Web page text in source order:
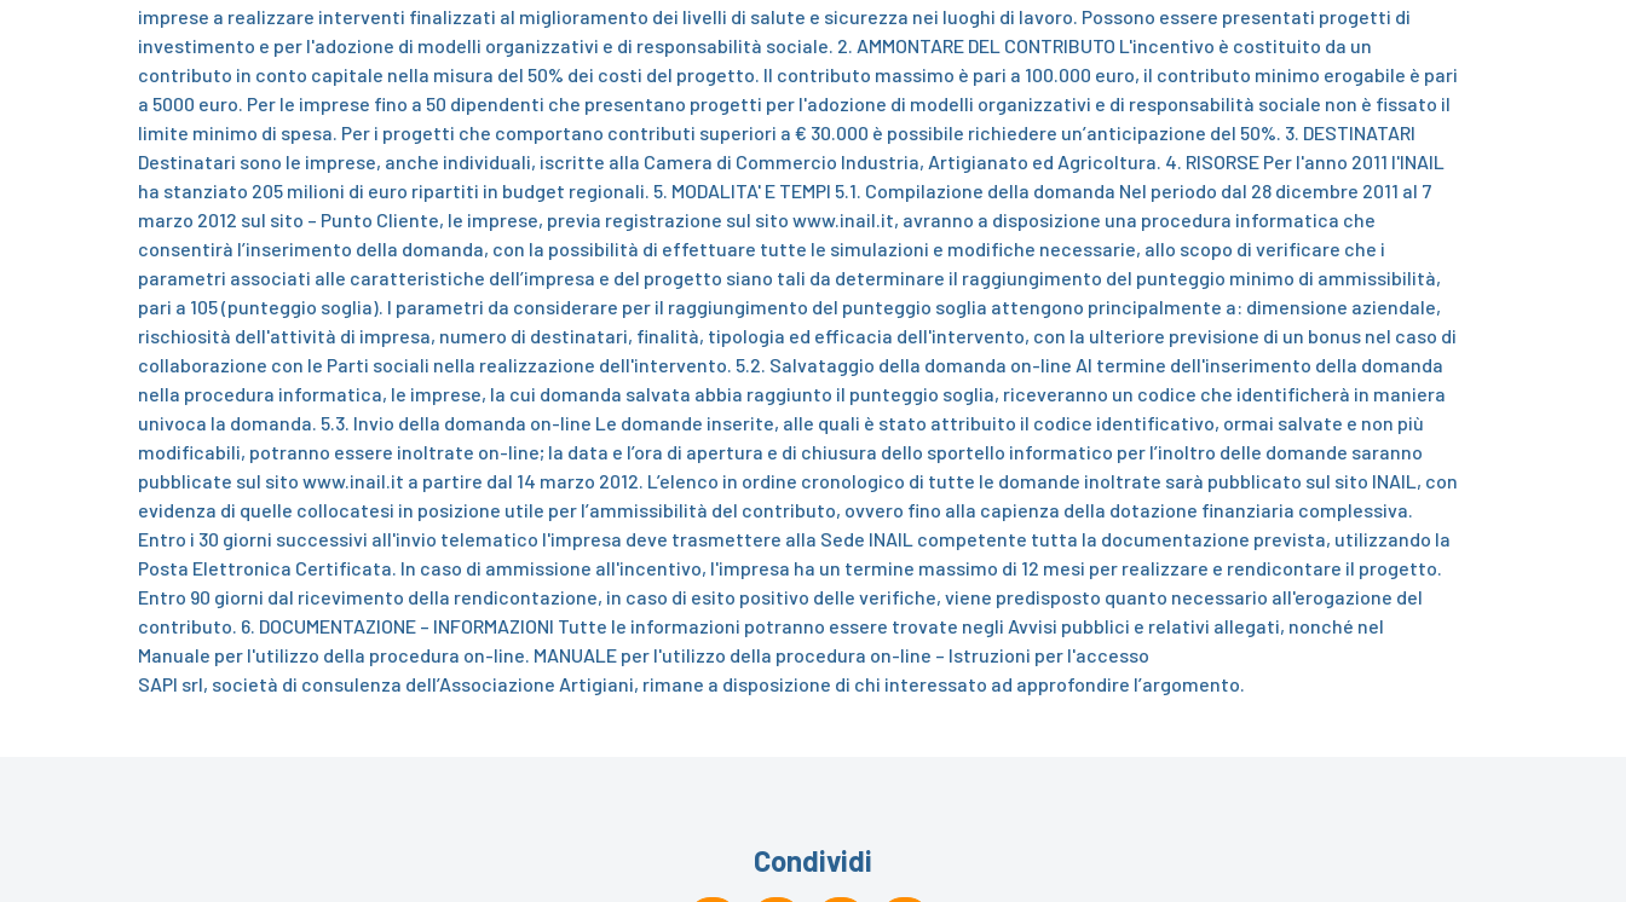
imprese a realizzare interventi finalizzati al miglioramento dei livelli di salute e sicurezza nei luoghi di lavoro. Possono essere presentati progetti di
investimento e per l'adozione di modelli organizzativi e di responsabilità sociale. 2. AMMONTARE DEL CONTRIBUTO L'incentivo è costituito da un
contributo in conto capitale nella misura del 50% dei costi del progetto. Il contributo massimo è pari a 100.000 euro, il contributo minimo erogabile è pari
a 5000 euro. Per le imprese fino a 50 dipendenti che presentano progetti per l'adozione di modelli organizzativi e di responsabilità sociale non è fissato il
limite minimo di spesa. Per i progetti che comportano contributi superiori a € 30.000 è possibile richiedere un’anticipazione del 50%. 3. DESTINATARI
Destinatari sono le imprese, anche individuali, iscritte alla Camera di Commercio Industria, Artigianato ed Agricoltura. 4. RISORSE Per l'anno 2011 l'INAIL
ha stanziato 205 milioni di euro ripartiti in budget regionali. 5. MODALITA' E TEMPI 5.1. Compilazione della domanda Nel periodo dal 28 dicembre 2011 al 7
marzo 2012 sul sito – Punto Cliente, le imprese, previa registrazione sul sito www.inail.it, avranno a disposizione una procedura informatica che
consentirà l’inserimento della domanda, con la possibilità di effettuare tutte le simulazioni e modifiche necessarie, allo scopo di verificare che i
parametri associati alle caratteristiche dell’impresa e del progetto siano tali da determinare il raggiungimento del punteggio minimo di ammissibilità,
pari a 105 (punteggio soglia). I parametri da considerare per il raggiungimento del punteggio soglia attengono principalmente a: dimensione aziendale,
rischiosità dell'attività di impresa, numero di destinatari, finalità, tipologia ed efficacia dell'intervento, con la ulteriore previsione di un bonus nel caso di
collaborazione con le Parti sociali nella realizzazione dell'intervento. 5.2. Salvataggio della domanda on-line Al termine dell'inserimento della domanda
nella procedura informatica, le imprese, la cui domanda salvata abbia raggiunto il punteggio soglia, riceveranno un codice che identificherà in maniera
univoca la domanda. 5.3. Invio della domanda on-line Le domande inserite, alle quali è stato attribuito il codice identificativo, ormai salvate e non più
modificabili, potranno essere inoltrate on-line; la data e l’ora di apertura e di chiusura dello sportello informatico per l’inoltro delle domande saranno
pubblicate sul sito www.inail.it a partire dal 14 marzo 2012. L’elenco in ordine cronologico di tutte le domande inoltrate sarà pubblicato sul sito INAIL, con
evidenza di quelle collocatesi in posizione utile per l’ammissibilità del contributo, ovvero fino alla capienza della dotazione finanziaria complessiva.
Entro i 30 giorni successivi all'invio telematico l'impresa deve trasmettere alla Sede INAIL competente tutta la documentazione prevista, utilizzando la
Posta Elettronica Certificata. In caso di ammissione all'incentivo, l'impresa ha un termine massimo di 12 mesi per realizzare e rendicontare il progetto.
Entro 90 giorni dal ricevimento della rendicontazione, in caso di esito positivo delle verifiche, viene predisposto quanto necessario all'erogazione del
contributo. 6. DOCUMENTAZIONE – INFORMAZIONI Tutte le informazioni potranno essere trovate negli Avvisi pubblici e relativi allegati, nonché nel
Manuale per l'utilizzo della procedura on-line. MANUALE per l'utilizzo della procedura on-line – Istruzioni per l'accesso
SAPI srl, società di consulenza dell’Associazione Artigiani, rimane a disposizione di chi interessato ad approfondire l’argomento.
Condividi